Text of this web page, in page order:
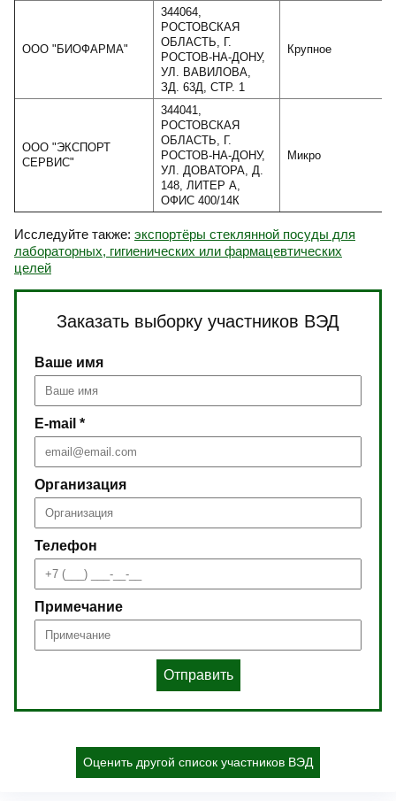
ООО "БИОФАРМА"
344064,
РОСТОВСКАЯ
ОБЛАСТЬ, Г.
РОСТОВ-НА-ДОНУ,
УЛ. ВАВИЛОВА,
ЗД. 63Д, СТР. 1
Крупное
ООО "ЭКСПОРТ
СЕРВИС"
344041,
РОСТОВСКАЯ
ОБЛАСТЬ, Г.
РОСТОВ-НА-ДОНУ,
УЛ. ДОВАТОРА, Д.
148, ЛИТЕР А,
ОФИС 400/14К
Микро
Исследуйте также: экспортёры стеклянной посуды для
лабораторных, гигиенических или фармацевтических
целей
Заказать выборку участников ВЭД
Ваше имя
E-mail *
Организация
Телефон
Примечание
Отправить
Оценить другой список участников ВЭД